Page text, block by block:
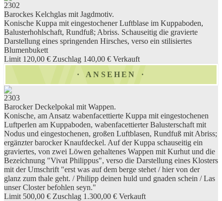
2302
Barockes Kelchglas mit Jagdmotiv.
Konische Kuppa mit eingestochener Luftblase im Kuppaboden,
Balusterhohlschaft, Rundfuß; Abriss. Schauseitig die gravierte
Darstellung eines springenden Hirsches, verso ein stilisiertes
Blumenbukett
Limit 120,00 € Zuschlag 140,00 € Verkauft
ANSEHEN
2303
Barocker Deckelpokal mit Wappen.
Konische, am Ansatz wabenfacettierte Kuppa mit eingestochenen
Luftperlen am Kuppaboden, wabenfacettierter Balusterschaft mit
Nodus und eingestochenen, großen Luftblasen, Rundfuß mit Abriss;
ergänzter barocker Knaufdeckel. Auf der Kuppa schauseitig ein
graviertes, von zwei Löwen gehaltenes Wappen mit Kurhut und die
Bezeichnung "Vivat Philippus", verso die Darstellung eines Klosters
mit der Umschrift "erst was auf dem berge stehet / hier von der
glanz zum thale geht. / Philipp deinen huld und gnaden schein / Las
unser Closter befohlen seyn."
Limit 500,00 € Zuschlag 1.300,00 € Verkauft